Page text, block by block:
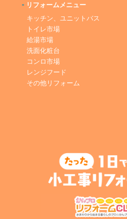
- リフォームメニュー
キッチン、ユニットバス
トイレ市場
給湯市場
洗面化粧台
コンロ市場
レンジフード
その他リフォーム